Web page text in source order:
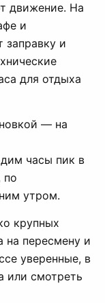
движение. На
и
заправку и
для отдыха
— на
часы пик в
по
утром.
крупных
на пересмену и
уверенные, в
или смотреть